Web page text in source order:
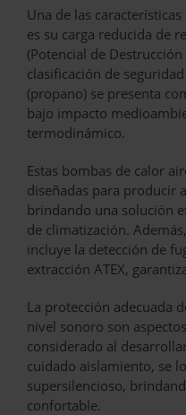
Una de las
es su carga reducida de
(Potencial de
clasificación de
(propano) se presenta
bajo impacto
termodinámico.
Estas bombas de calor
diseñadas para producir
brindando una solución
de climatización.
incluye la detección de
extracción ATEX,
La protección adecuada
nivel sonoro son
considerado al
cuidado aislamiento, se
supersilencioso,
confortable.